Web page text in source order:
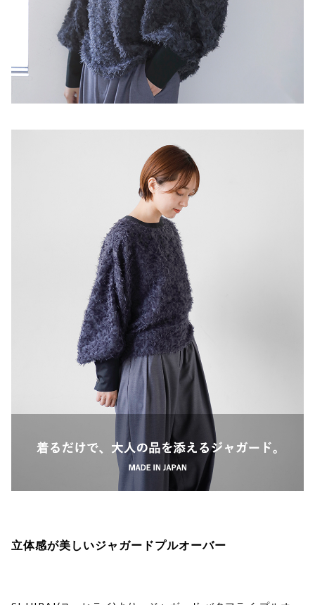
立体感が美しいジャガードプルオーバー